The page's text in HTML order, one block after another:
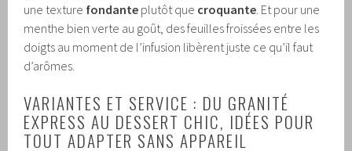
une texture fondante plutôt que croquante . Et pour une
menthe bien verte au goût, des feuilles froissées entre les
doigts au moment de l’infusion libèrent juste ce qu’il faut
d’arômes.
VARIANTES ET SERVICE : DU GRANITÉ
EXPRESS AU DESSERT CHIC, IDÉES POUR
TOUT ADAPTER SANS APPAREIL